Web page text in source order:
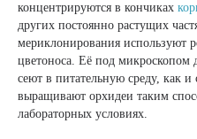
концентрируются в кончиках
других постоянно растущих
мериклонирования используют
цветоноса. Её под микроскопом
сеют в питательную среду, как
выращивают орхидеи таким
лабораторных условиях.